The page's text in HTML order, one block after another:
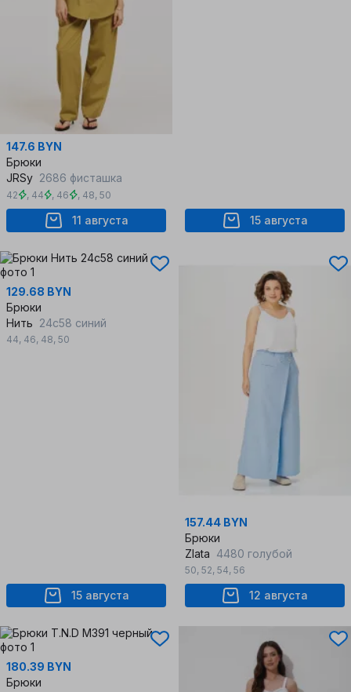
147.6 BYN
Брюки
JRSy 2686 фисташка
42 , 44 , 46 , 48, 50
11 августа 15 августа
129.68 BYN
Брюки
Нить 24с58 синий
44, 46, 48, 50
15 августа
157.44 BYN
Брюки
Zlata 4480 голубой
50, 52, 54, 56
12 августа
180.39 BYN
Брюки